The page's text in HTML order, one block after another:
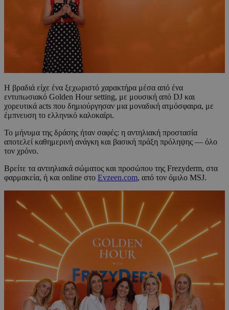
Η βραδιά είχε ένα ξεχωριστό χαρακτήρα μέσα από ένα
εντυπωσιακό Golden Hour setting, με μουσική από DJ και
χορευτικά acts που δημιούργησαν μια μοναδική ατμόσφαιρα, με
έμπνευση το ελληνικό καλοκαίρι.
Το μήνυμα της δράσης ήταν σαφές: η αντηλιακή προστασία
αποτελεί καθημερινή ανάγκη και βασική πράξη πρόληψης — όλο
τον χρόνο.
Βρείτε τα αντιηλιακά σώματος και προσώπου της Frezyderm, στα
φαρμακεία, ή και online στο Evzeen.com, από τον όμιλο MSJ.